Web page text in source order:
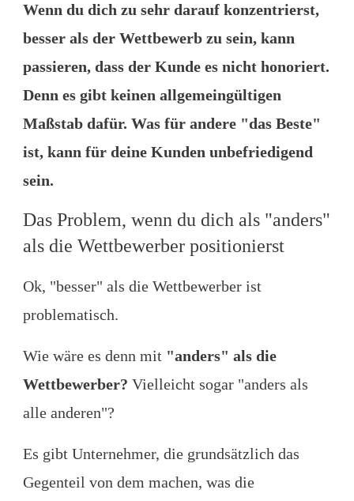
Wenn du dich zu sehr darauf konzentrierst,
besser als der Wettbewerb zu sein, kann
passieren, dass der Kunde es nicht honoriert.
Denn es gibt keinen allgemeingültigen
Maßstab dafür. Was für andere "das Beste"
ist, kann für deine Kunden unbefriedigend
sein.
Das Problem, wenn du dich als "anders"
als die Wettbewerber positionierst
Ok, "besser" als die Wettbewerber ist
problematisch.
Wie wäre es denn mit "anders" als die
Wettbewerber? Vielleicht sogar "anders als
alle anderen"?
Es gibt Unternehmer, die grundsätzlich das
Gegenteil von dem machen, was die